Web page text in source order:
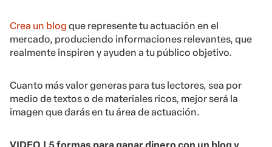
Crea un blog que represente tu actuación en el
mercado, produciendo informaciones relevantes, que
realmente inspiren y ayuden a tu público objetivo.
Cuanto más valor generas para tus lectores, sea por
medio de textos o de materiales ricos, mejor será la
imagen que darás en tu área de actuación.